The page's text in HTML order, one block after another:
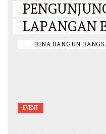
LAPANGAN
BINA BANGUN
EVENT